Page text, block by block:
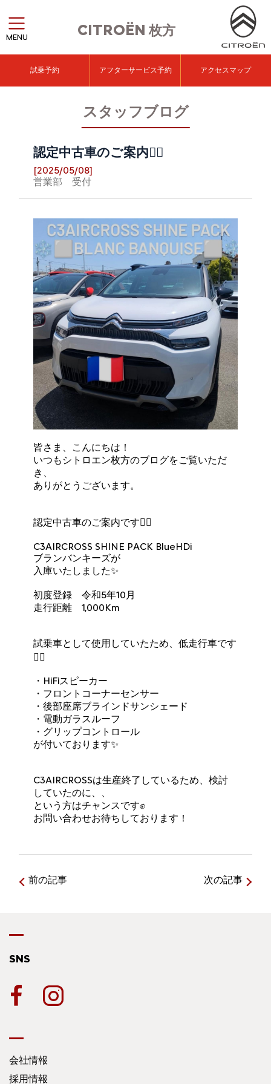
CITROËN 枚方
MENU
試乗予約 アフターサービス予約 アクセスマップ
スタッフブログ
認定中古車のご案内💁‍♀️
[2025/05/08]
営業部 受付
皆さま、こんにちは！
いつもシトロエン枚方のブログをご覧いただ
き、
ありがとうございます。
認定中古車のご案内です💁‍♀️
C3AIRCROSS SHINE PACK BlueHDi
ブランバンキーズが
入庫いたしました✨
初度登録 令和5年10月
走行距離 1,000Km
試乗車として使用していたため、低走行車です
🙆‍♀️
・HiFiスピーカー
・フロントコーナーセンサー
・後部座席ブラインドサンシェード
・電動ガラスルーフ
・グリップコントロール
が付いております✨
C3AIRCROSSは生産終了しているため、検討
していたのに、、
という方はチャンスです✊
お問い合わせお待ちしております！
前の記事 次の記事
SNS
会社情報
採用情報